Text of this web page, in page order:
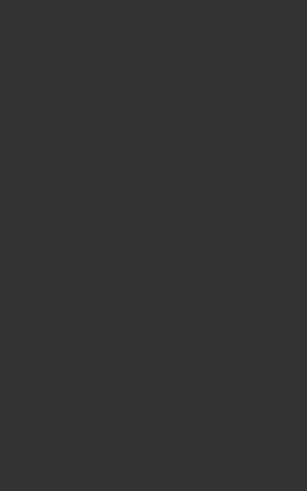
fejezet. Bevezetés: Interdiszciplináris
fejezet. A magyar népesség